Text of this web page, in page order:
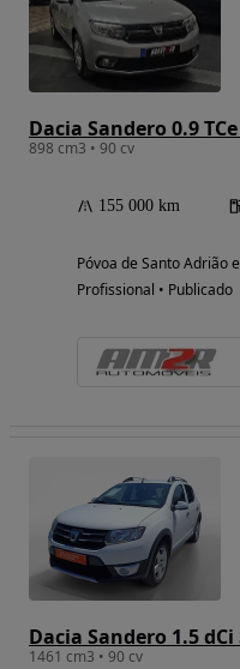
Dacia Sandero 0.9
898 cm3 • 90 cv
155 000 km
Póvoa de Santo Adrião
Profissional • Publicado
Dacia Sandero 1.5
1461 cm3 • 90 cv